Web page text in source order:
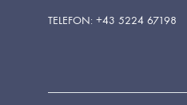
TELEFON: +43 5224 67198